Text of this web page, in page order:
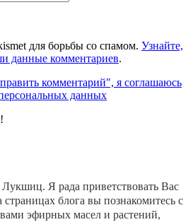
для борьбы со спамом. Узнайте,
данные комментариев.
комментарий", я соглашаюсь
данных
Я рада приветствовать Вас
блога вы познакомитесь с
эфирных масел и растений,